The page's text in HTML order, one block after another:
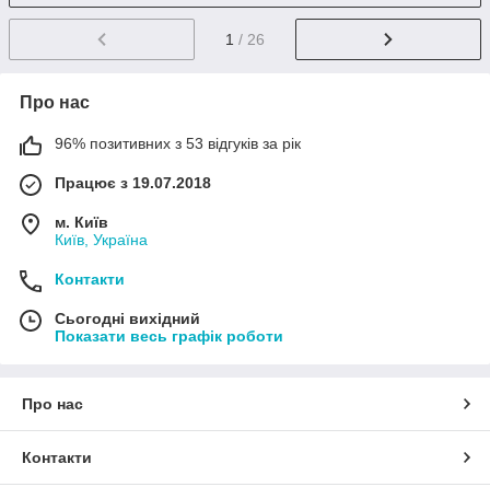
1 / 26
Про нас
96% позитивних з 53 відгуків за рік
Працює з 19.07.2018
м. Київ
Київ, Україна
Контакти
Сьогодні вихідний
Показати весь графік роботи
Про нас
Контакти